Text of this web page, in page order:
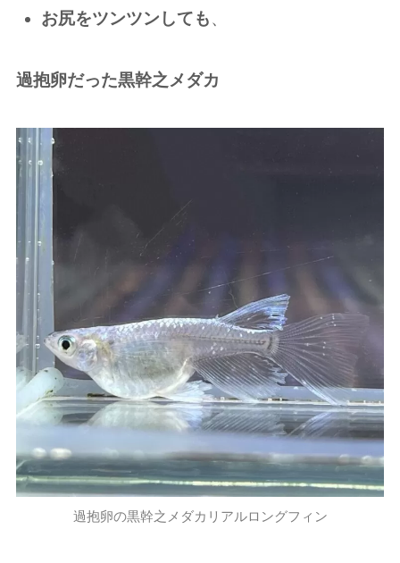
お尻をツンツンしても、
過抱卵だった黒幹之メダカ
過抱卵の黒幹之メダカリアルロングフィン